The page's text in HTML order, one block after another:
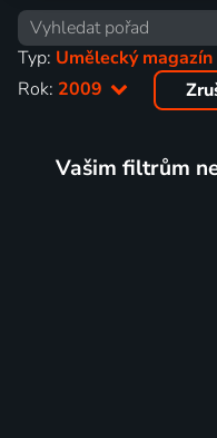
Typ: Umělecký magazín
Rok: 2009
Vašim filtrům